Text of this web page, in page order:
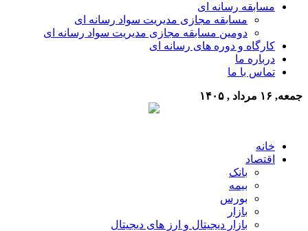
مسابقه رسانه ای
مسابقه مجازی مدیریت سواد رسانه ای
دومین مسابقه مجازی مدیریت سواد رسانه ای
کارگاه و دوره های رسانه ای
درباره ما
تماس با ما
جمعه, ۱۶ مرداد , ۱۴۰۵
خانه
اقتصاد
بانک
بیمه
بورس
بازار
بازار دیجیتال و ارز های دیجیتال